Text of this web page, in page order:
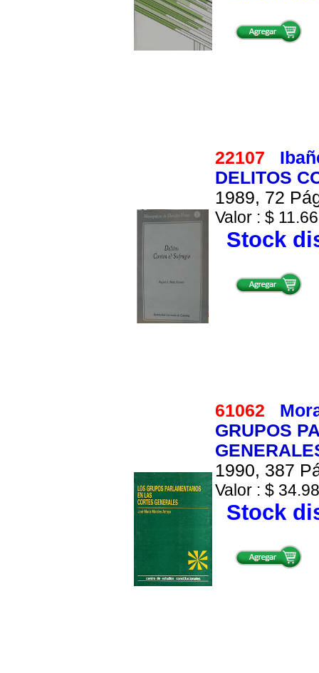
22107
DELITOS
1989, 72
Valor : $
Stock
61062
GRUPOS
1990, 387
Valor : $
Stock